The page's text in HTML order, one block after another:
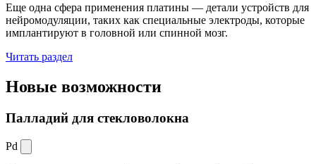
Еще одна сфера применения платины — детали устройств для
нейромодуляции, таких как специальные электроды, которые
имплантируют в головной или спинной мозг.
Читать раздел
Новые возможности
Палладий для стекловолокна
Pd